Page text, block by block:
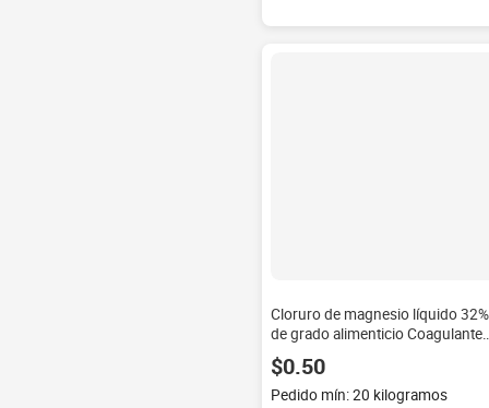
Cloruro de magnesio líquido 32%
de grado alimenticio Coagulante
de tofu Premium Sal marina y
cloruro de sodio en apariencia de
polvo y escamas
$0.50
Pedido mín: 20 kilogramos